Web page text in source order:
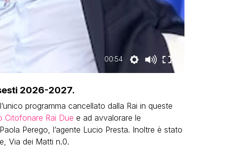
00:54
2026-2027.
programma cancellato dalla Rai in queste
Citofonare Rai Due e ad avvalorare le
Perego, l’agente Lucio Presta. Inoltre è stato
Via dei Matti n.0.